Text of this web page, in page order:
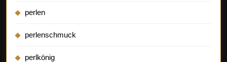
perlen
perlenschmuck
perlkönig